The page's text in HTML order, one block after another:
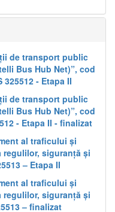
de transport public
Bus Hub Net)”, cod
325512 - Etapa II
de transport public
Bus Hub Net)”, cod
- Etapa II - finalizat
al traficului și
siguranță și
– Etapa II
al traficului și
siguranță și
– finalizat